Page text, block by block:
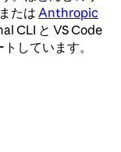
または Anthropic
CLI と VS Code
しています。